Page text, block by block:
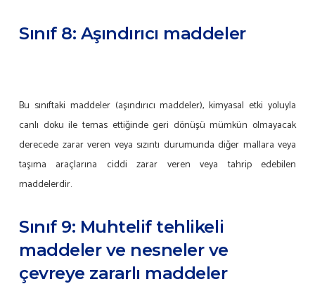
Sınıf 8: Aşındırıcı maddeler
Bu sınıftaki maddeler (aşındırıcı maddeler), kimyasal etki yoluyla
canlı doku ile temas ettiğinde geri dönüşü mümkün olmayacak
derecede zarar veren veya sızıntı durumunda diğer mallara veya
taşıma araçlarına ciddi zarar veren veya tahrip edebilen
maddelerdir.
Sınıf 9: Muhtelif tehlikeli
maddeler ve nesneler ve
çevreye zararlı maddeler